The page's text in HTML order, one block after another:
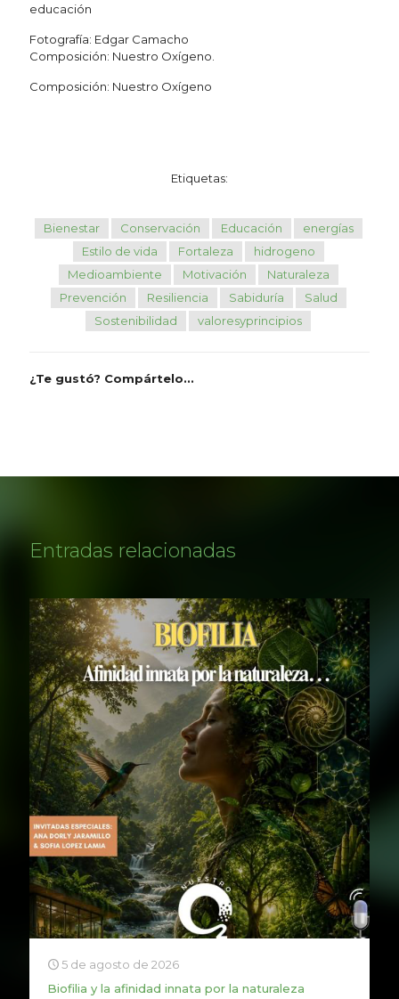
educación
Fotografía: Edgar Camacho
Composición: Nuestro Oxígeno.
Composición: Nuestro Oxígeno
Etiquetas:
Bienestar Conservación Educación
energías
Estilo de vida
Fortaleza
hidrogeno
Medioambiente
Motivación
Naturaleza
Prevención
Resiliencia Sabiduría
Salud
Sostenibilidad
valoresyprincipios
¿Te gustó? Compártelo...
Entradas relacionadas
5 de agosto de 2026
Biofilia y la afinidad innata por la naturaleza